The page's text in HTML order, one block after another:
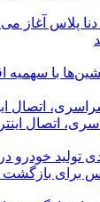
پلاس آغاز
اتصال